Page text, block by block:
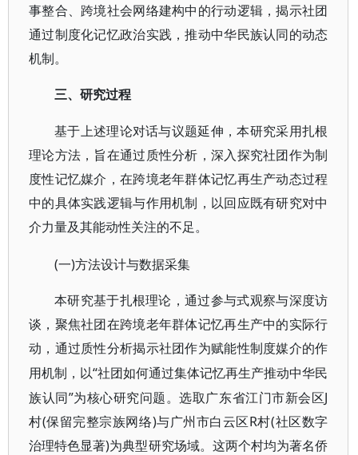
事整合、跨境社会网络建构中的行动逻辑，揭示社团
通过制度化记忆政治实践，推动中华民族认同的动态
机制。
三、研究过程
基于上述理论对话与议题延伸，本研究采用扎根
理论方法，旨在通过质性分析，深入探究社团作为制
度性记忆媒介，在跨境老年群体记忆再生产动态过程
中的具体实践逻辑与作用机制，以回应既有研究对中
介力量及其能动性关注的不足。
(一)方法设计与数据采集
本研究基于扎根理论，通过参与式观察与深度访
谈，聚焦社团在跨境老年群体记忆再生产中的实际行
动，通过质性分析揭示社团作为赋能性制度媒介的作
用机制，以“社团如何通过集体记忆再生产推动中华民
族认同”为核心研究问题。选取广东省江门市新会区J
村(保留完整宗族网络)与广州市白云区R村(社区数字
治理特色显著)为典型研究场域。这两个村均为著名侨